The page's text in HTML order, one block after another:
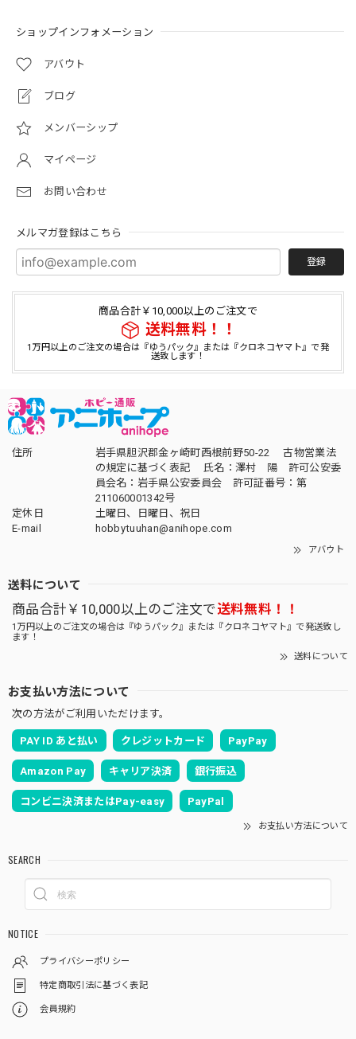
ショップインフォメーション
アバウト
ブログ
メンバーシップ
マイページ
お問い合わせ
メルマガ登録はこちら
登録
商品合計￥10,000以上のご注文で
送料無料！！
1万円以上のご注文の場合は『ゆうパック』または『クロネコヤマト』で発
送致します！
住所
岩手県胆沢郡金ヶ崎町西根前野50-22 古物営業法
の規定に基づく表記 氏名：澤村 陽 許可公安委
員会名：岩手県公安委員会 許可証番号：第
211060001342号
定休日
土曜日、日曜日、祝日
E-mail
hobbytuuhan@anihope.com
アバウト
送料について
商品合計￥10,000以上のご注文で送料無料！！
1万円以上のご注文の場合は『ゆうパック』または『クロネコヤマト』で発送致し
ます！
送料について
お支払い方法について
次の方法がご利用いただけます。
PAY ID あと払い クレジットカード PayPay
Amazon Pay キャリア決済 銀行振込
コンビニ決済またはPay-easy PayPal
お支払い方法について
SEARCH
NOTICE
プライバシーポリシー
特定商取引法に基づく表記
会員規約